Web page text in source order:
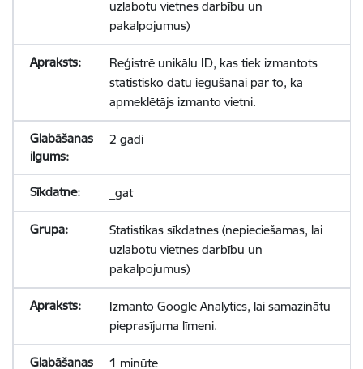
uzlabotu vietnes darbību un
pakalpojumus)
Reģistrē unikālu ID, kas tiek izmantots
statistisko datu iegūšanai par to, kā
apmeklētājs izmanto vietni.
2 gadi
_gat
Statistikas sīkdatnes (nepieciešamas, lai
uzlabotu vietnes darbību un
pakalpojumus)
Izmanto Google Analytics, lai samazinātu
pieprasījuma līmeni.
1 minūte